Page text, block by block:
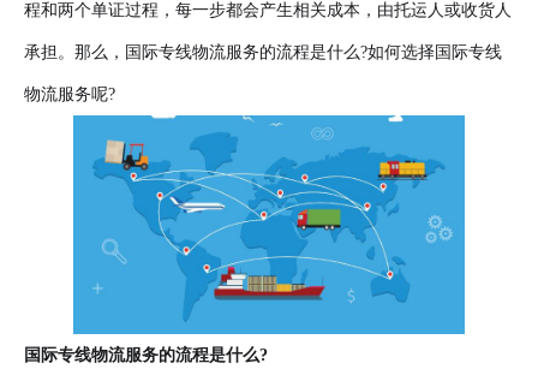
程和两个单证过程，每一步都会产生相关成本，由托运人或收货人
承担。那么，国际专线物流服务的流程是什么?如何选择国际专线
物流服务呢?
国际专线物流服务的流程是什么?